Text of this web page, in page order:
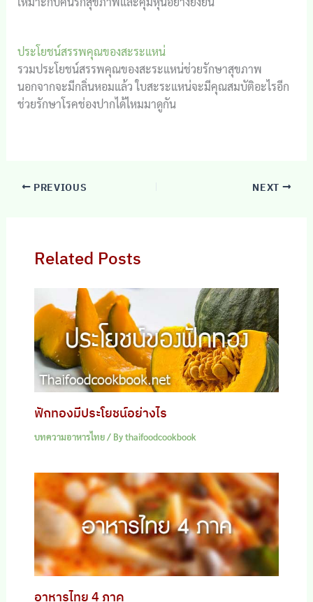
ประโยชน์สรรพคุณของสะระแหน่
รวมประโยชน์สรรพคุณของสะระแหน่ช่วยรักษาสุขภาพ
นอกจากจะมีกลิ่นหอมแล้ว ใบสะระแหน่จะมีคุณสมบัติอะไรอีก
ช่วยรักษาโรคช่องปากได้ไหมมาดูกัน
PREVIOUS NEXT
Related Posts
ฟักทองมีประโยชน์อย่างไร
บทความอาหารไทย/ Bythaifoodcookbook
อาหารไทย 4 ภาค